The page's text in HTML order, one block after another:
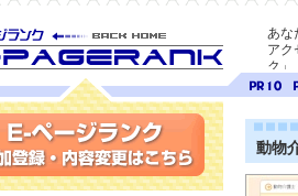
策に E-ページ
あな
アク
ク」
ランク
10
9
動物
録(無料)・内容変更